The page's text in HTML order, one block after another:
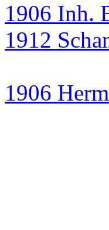
1906 Inh.
1912
1906